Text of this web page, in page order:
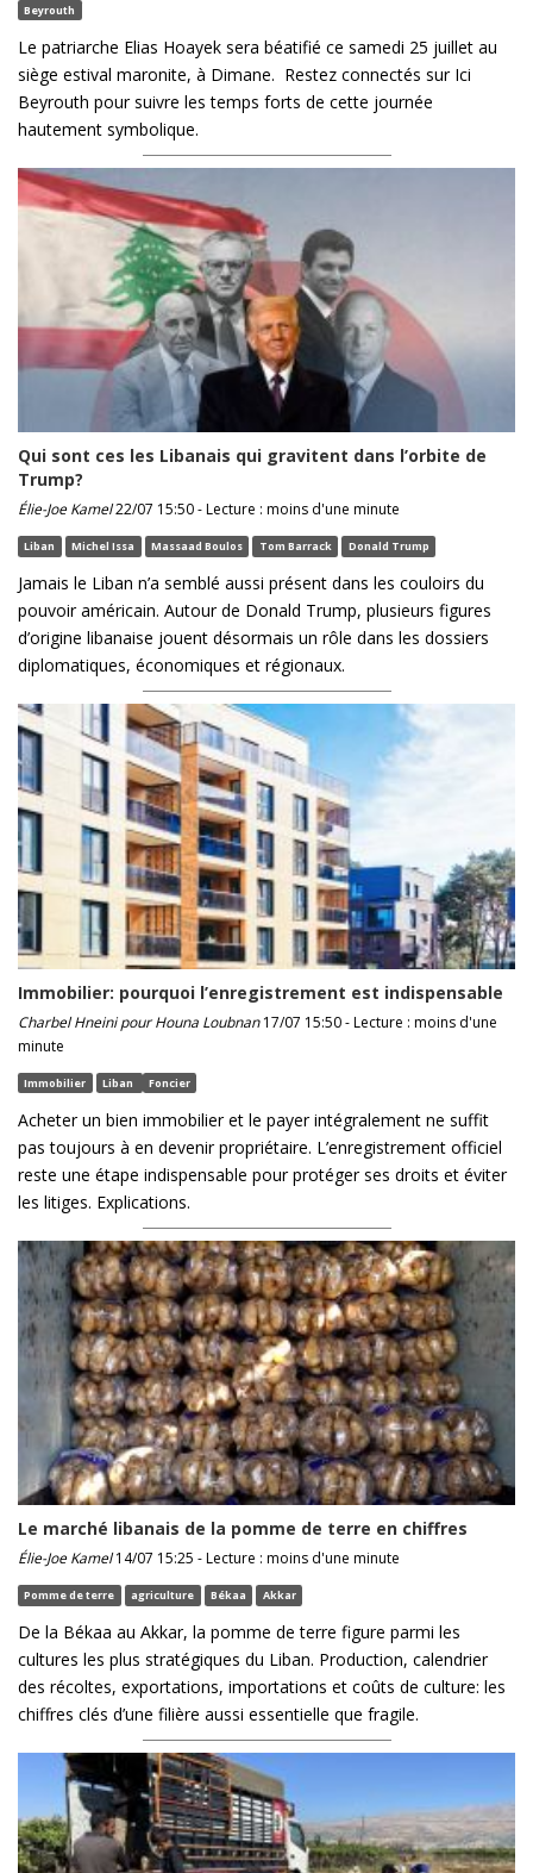
Beyrouth
Le patriarche Elias Hoayek sera béatifié ce samedi 25 juillet au
siège estival maronite, à Dimane. Restez connectés sur Ici
Beyrouth pour suivre les temps forts de cette journée
hautement symbolique.
Qui sont ces les Libanais qui gravitent dans l’orbite de
Trump?
Élie-Joe Kamel22/07 15:50 - Lecture : moins d'une minute
Liban Michel Issa Massaad Boulos Tom Barrack Donald Trump
Jamais le Liban n’a semblé aussi présent dans les couloirs du
pouvoir américain. Autour de Donald Trump, plusieurs figures
d’origine libanaise jouent désormais un rôle dans les dossiers
diplomatiques, économiques et régionaux.
Immobilier: pourquoi l’enregistrement est indispensable
Charbel Hneini pour Houna Loubnan17/07 15:50 - Lecture : moins d'une
minute
Immobilier Liban Foncier
Acheter un bien immobilier et le payer intégralement ne suffit
pas toujours à en devenir propriétaire. L’enregistrement officiel
reste une étape indispensable pour protéger ses droits et éviter
les litiges. Explications.
Le marché libanais de la pomme de terre en chiffres
Élie-Joe Kamel14/07 15:25 - Lecture : moins d'une minute
Pomme de terre agriculture Békaa Akkar
De la Békaa au Akkar, la pomme de terre figure parmi les
cultures les plus stratégiques du Liban. Production, calendrier
des récoltes, exportations, importations et coûts de culture: les
chiffres clés d’une filière aussi essentielle que fragile.